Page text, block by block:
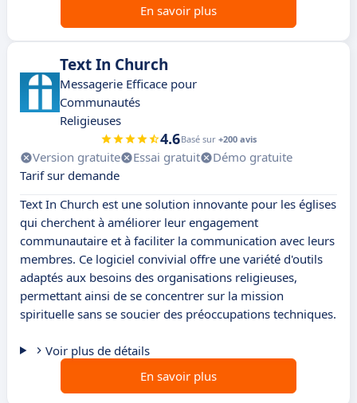
En savoir plus
Text In Church
Messagerie Efficace pour
Communautés
Religieuses
4.6Basé sur +200 avis
Version gratuite Essai gratuit
Démo gratuite
Tarif sur demande
Text In Church est une solution innovante pour les églises
qui cherchent à améliorer leur engagement
communautaire et à faciliter la communication avec leurs
membres. Ce logiciel convivial offre une variété d'outils
adaptés aux besoins des organisations religieuses,
permettant ainsi de se concentrer sur la mission
spirituelle sans se soucier des préoccupations techniques.
Voir plus de détails
En savoir plus